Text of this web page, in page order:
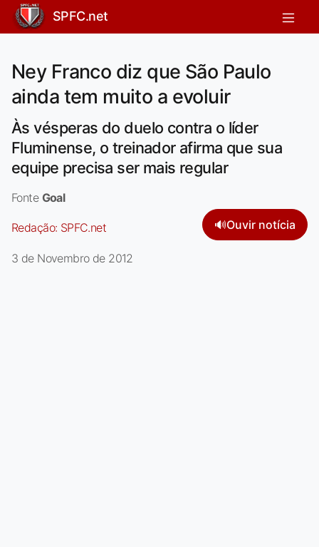
SPFC.net
Ney Franco diz que São Paulo
ainda tem muito a evoluir
Às vésperas do duelo contra o líder
Fluminense, o treinador afirma que sua
equipe precisa ser mais regular
Fonte Goal
Redação: SPFC.net 🔊Ouvir notícia
3 de Novembro de 2012